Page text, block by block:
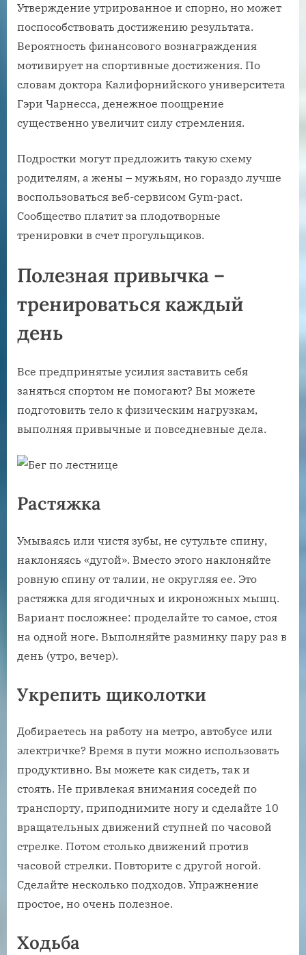
Утверждение утрированное и спорно, но может
поспособствовать достижению результата.
Вероятность финансового вознаграждения
мотивирует на спортивные достижения. По
словам доктора Калифорнийского университета
Гэри Чарнесса, денежное поощрение
существенно увеличит силу стремления.
Подростки могут предложить такую схему
родителям, а жены – мужьям, но гораздо лучше
воспользоваться веб-сервисом Gym-pact.
Сообщество платит за плодотворные
тренировки в счет прогульщиков.
Полезная привычка –
тренироваться каждый
день
Все предпринятые усилия заставить себя
заняться спортом не помогают? Вы можете
подготовить тело к физическим нагрузкам,
выполняя привычные и повседневные дела.
Растяжка
Умываясь или чистя зубы, не сутульте спину,
наклоняясь «дугой». Вместо этого наклоняйте
ровную спину от талии, не округляя ее. Это
растяжка для ягодичных и икроножных мышц.
Вариант посложнее: проделайте то самое, стоя
на одной ноге. Выполняйте разминку пару раз в
день (утро, вечер).
Укрепить щиколотки
Добираетесь на работу на метро, автобусе или
электричке? Время в пути можно использовать
продуктивно. Вы можете как сидеть, так и
стоять. Не привлекая внимания соседей по
транспорту, приподнимите ногу и сделайте 10
вращательных движений ступней по часовой
стрелке. Потом столько движений против
часовой стрелки. Повторите с другой ногой.
Сделайте несколько подходов. Упражнение
простое, но очень полезное.
Ходьба